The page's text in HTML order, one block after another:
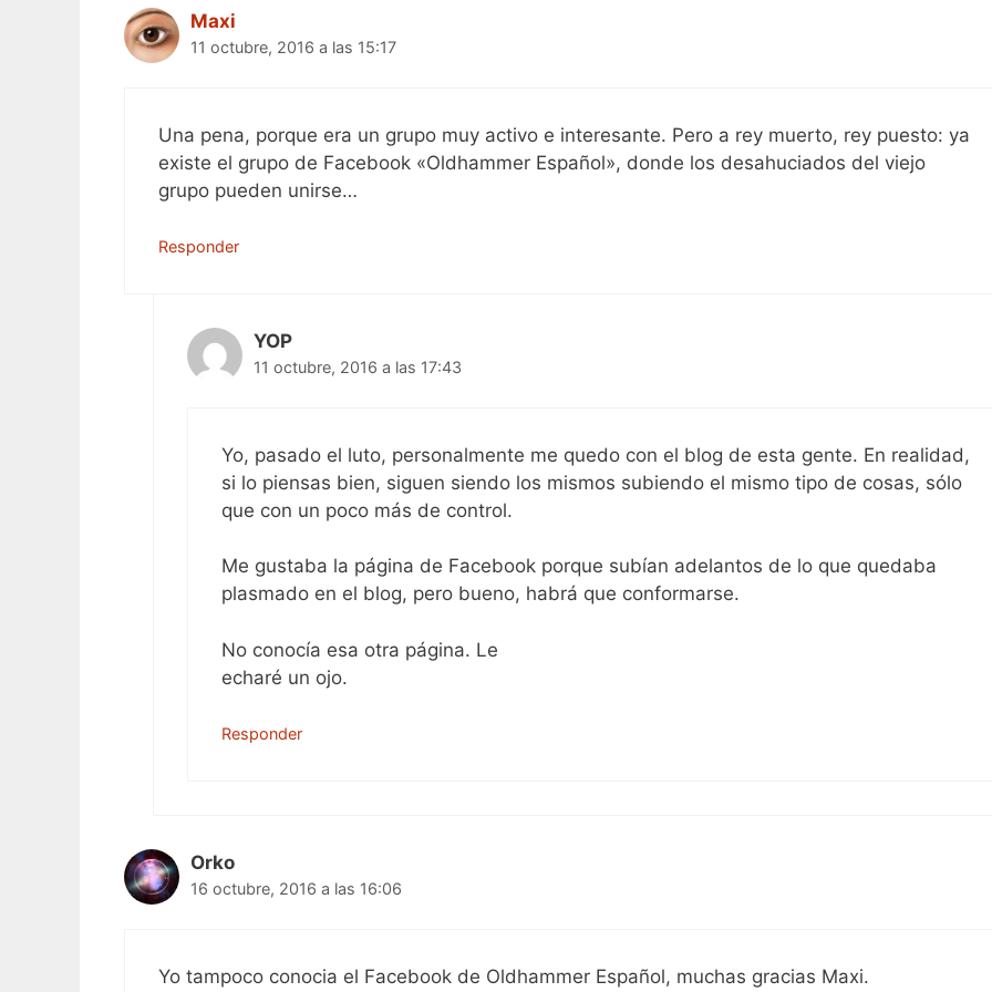
Maxi
11 octubre, 2016 a las 15:17
Una pena, porque era un grupo muy activo e interesante. Pero a rey muerto, rey puesto: ya
existe el grupo de Facebook «Oldhammer Español», donde los desahuciados del viejo
grupo pueden unirse…
Responder
YOP
11 octubre, 2016 a las 17:43
Yo, pasado el luto, personalmente me quedo con el blog de esta gente. En realidad,
si lo piensas bien, siguen siendo los mismos subiendo el mismo tipo de cosas, sólo
que con un poco más de control.
Me gustaba la página de Facebook porque subían adelantos de lo que quedaba
plasmado en el blog, pero bueno, habrá que conformarse.
No conocía esa otra página. Le
echaré un ojo.
Responder
Orko
16 octubre, 2016 a las 16:06
Yo tampoco conocia el Facebook de Oldhammer Español, muchas gracias Maxi.